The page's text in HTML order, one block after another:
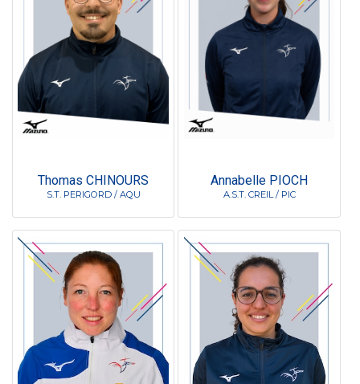
Thomas CHINOURS
S.T. PERIGORD / AQU
Annabelle PIOCH
A.S.T. CREIL / PIC